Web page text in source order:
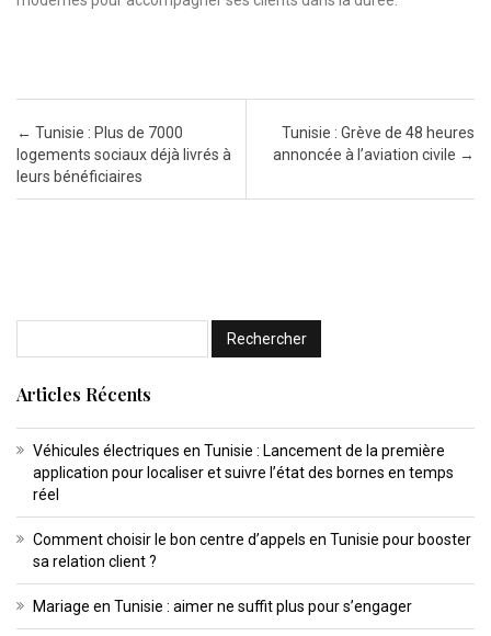
Post navigation
← Tunisie : Plus de 7000
logements sociaux déjà livrés à
leurs bénéficiaires
Tunisie : Grève de 48 heures
annoncée à l’aviation civile →
Articles Récents
Véhicules électriques en Tunisie : Lancement de la première
application pour localiser et suivre l’état des bornes en temps
réel
Comment choisir le bon centre d’appels en Tunisie pour booster
sa relation client ?
Mariage en Tunisie : aimer ne suffit plus pour s’engager